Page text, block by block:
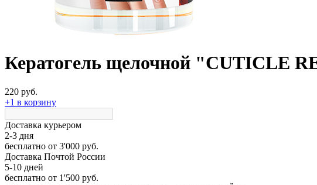
Кератогель щелочной "CUTICLE
220 руб.
+1 в корзину
Доставка курьером
2-3 дня
бесплатно от 3'000 руб.
Доставка Почтой России
5-10 дней
бесплатно от 1'500 руб.